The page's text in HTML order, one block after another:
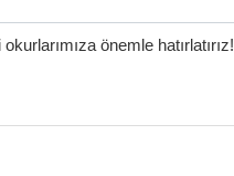
önemle hatırlatırız!